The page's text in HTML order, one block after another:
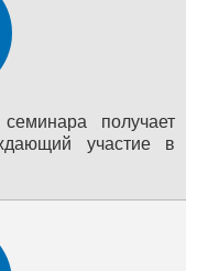
получает
участие в